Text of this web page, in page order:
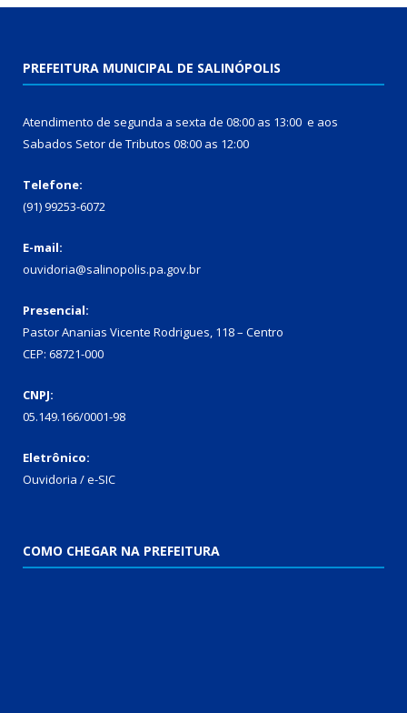
PREFEITURA MUNICIPAL DE SALINÓPOLIS
Atendimento de segunda a sexta de 08:00 as 13:00 e aos
Sabados Setor de Tributos 08:00 as 12:00
Telefone:
(91) 99253-6072
E-mail:
ouvidoria@salinopolis.pa.gov.br
Presencial:
Pastor Ananias Vicente Rodrigues, 118 – Centro
CEP: 68721-000
CNPJ:
05.149.166/0001-98
Eletrônico:
Ouvidoria / e-SIC
COMO CHEGAR NA PREFEITURA